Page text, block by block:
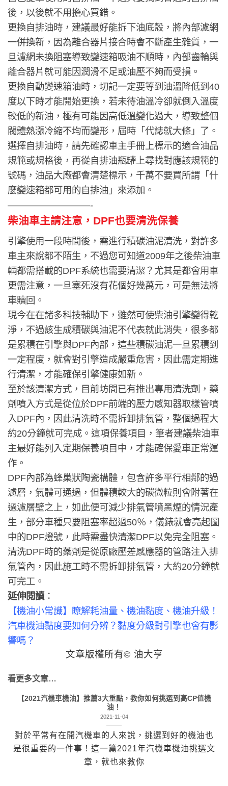
後，以後就不用擔心買錯。
更換自排油時，建議最好能拆下油底殼，將內部濾網
一併換新，因為離合器片接合時會不斷產生雜質，一
旦濾網未換阻塞導致變速箱吸油不順時，內部齒輪與
離合器片就可能因潤滑不足或油壓不夠而受損。
更換自動變速箱油時，切記一定要等到油溫降低到40
度以下時才能開始更換，若未待油溫冷卻就倒入溫度
較低的新油，極有可能因高低溫變化過大，導致整個
閥體熱漲冷縮不均而變形，屆時「代誌就大條」了。
選擇自排油時，請先確認車主手冊上標示的適合油品
規範或規格後，再從自排油瓶罐上尋找對應該規範的
號碼，油品大廠都會清楚標示，千萬不要買所謂「什
麼變速箱都可用的自排油」來添加。
—————————-
柴油車主請注意， DPF也要清洗保養
引擎使用一段時間後，需進行積碳油泥清洗，對許多
車主來說都不陌生，不過您可知道2009年之後柴油車
輛都需搭載的DPF系統也需要清潔？尤其是都會用車
更需注意，一旦塞死沒有花個好幾萬元，可是無法將
車贖回。
現今在在諸多科技輔助下，雖然可使柴油引擎變得乾
淨，不過該生成積碳與油泥不代表就此消失，很多都
是累積在引擎與DPF內部，這些積碳油泥一旦累積到
一定程度，就會對引擎造成嚴重危害，因此需定期進
行清潔，才能確保引擎健康如新。
至於該清潔方式，目前坊間已有推出專用清洗劑，藥
劑噴入方式是從位於DPF前端的壓力感知器取樣管噴
入DPF內，因此清洗時不需拆卸排氣管，整個過程大
約20分鐘就可完成。這項保養項目，筆者建議柴油車
主最好能列入定期保養項目中，才能確保愛車正常運
作。
DPF內部為蜂巢狀陶瓷構體，包含許多平行相鄰的過
濾層，氣體可通過，但體積較大的碳微粒則會附著在
過濾層壁之上，如此便可減少排氣管噴黑煙的情況產
生，部分車種只要阻塞率超過50％，儀錶就會亮起圖
中的DPF燈號，此時需盡快清潔DPF以免完全阻塞。
清洗DPF時的藥劑是從原廠壓差感應器的管路注入排
氣管內，因此施工時不需拆卸排氣管，大約20分鐘就
可完工。
延伸閱讀 ：
【機油小常識】瞭解耗油量、機油黏度、機油升級！
汽車機油黏度要如何分辨？黏度分級對引擎也會有影
響嗎？
文章版權所有© 油大亨
看更多文章…
【2021汽機車機油】推薦3大重點，教你如何挑選到高CP值機
油！
2021-11-04
對於平常有在開汽機車的人來說，挑選到好的機油也
是很重要的一件事！這一篇2021年汽機車機油挑選文
章，就也來教你